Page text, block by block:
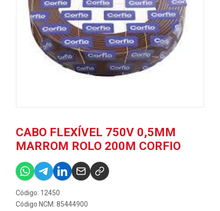
CABO FLEXÍVEL 750V 0,5MM
MARROM ROLO 200M CORFIO
Código: 12450
Código NCM: 85444900